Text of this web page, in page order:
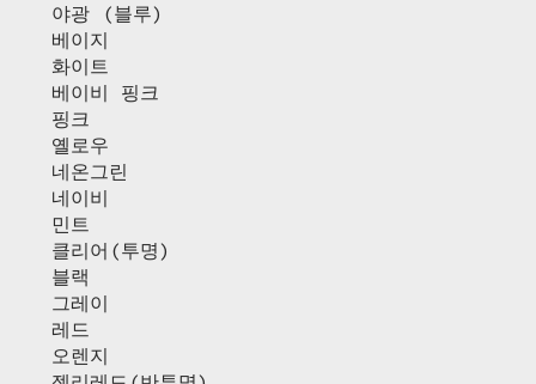
야광 (블루)
베이지
화이트
베이비 핑크
핑크
옐로우
네온그린
네이비
민트
클리어(투명)
블랙
그레이
레드
오렌지